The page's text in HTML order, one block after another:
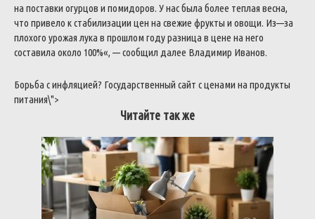
на поставки огурцов и помидоров. Унасбыла более теплая весна,
что привело кстабилизации цен на свежие фрукты и овощи. Из—за
плохого урожая лука в прошлом годуразница в цене на него
составила около 100%«, —сообщил далее Владимир Иванов.
Борьба синфляцией? Государственный сайт сценами на продукты
питания\">
Читайте так же